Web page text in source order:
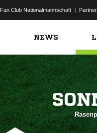
Fan Club Nationalmannschaft | Partner
NEWS